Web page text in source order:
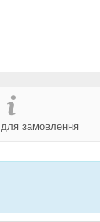
замовлення